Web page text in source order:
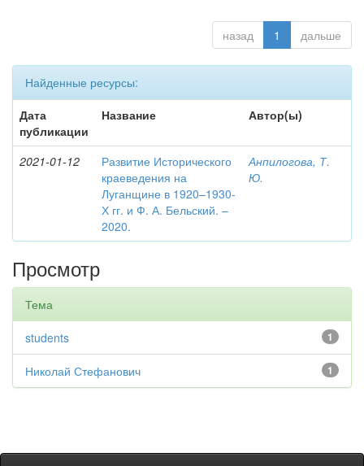
назад 1 дальше
Найденные ресурсы:
Дата
публикации
Название Автор(ы)
2021-01-12
Развитие Исторического
краеведения на
Луганщине в 1920–1930-
Х гг. и Ф. А. Бельский. –
2020.
Анпилогова, Т.
Ю.
Просмотр
Тема
1
students
1
Николай Стефанович